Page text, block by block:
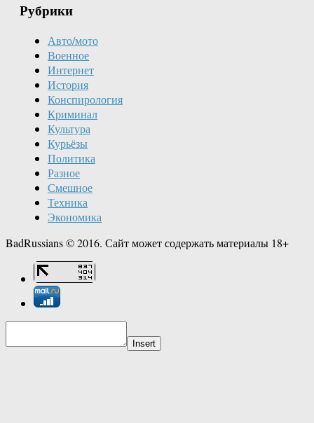
Рубрики
Авто/мото
Военное
Интернет
История
Конспирология
Криминал
Культура
Курьёзы
Политика
Разное
Смешное
Техника
Экономика
BadRussians © 2016. Сайт может содержать материалы 18+
Insert